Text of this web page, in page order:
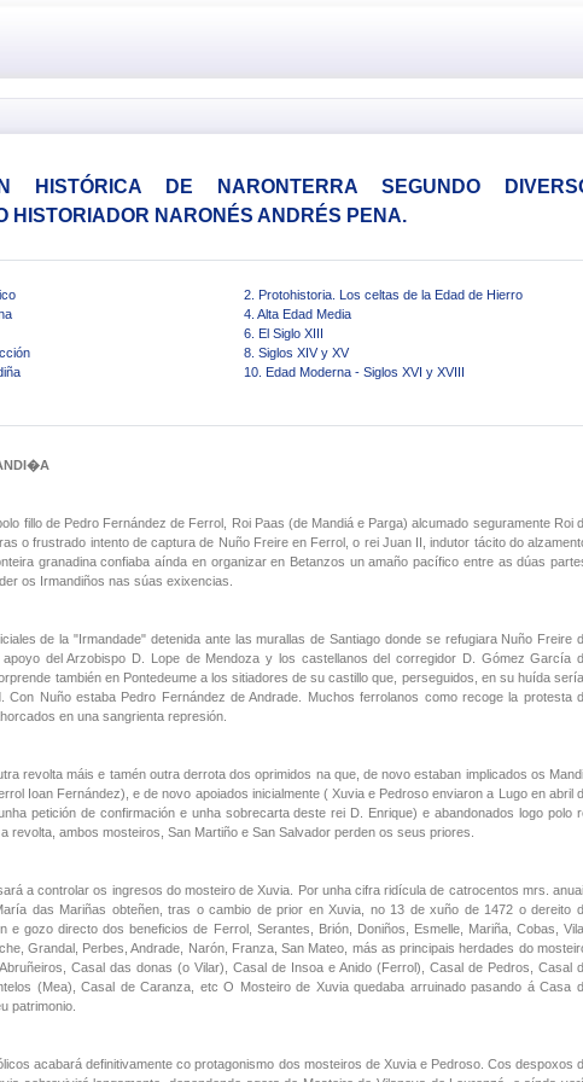
HISTÓRICA DE NARONTERRA SEGUNDO
HISTORIADOR NARONÉS ANDRÉS PENA.
2. Protohistoria. Los celtas de la Edad de Hierro
4. Alta Edad Media
6. El Siglo XIII
8. Siglos XIV y XV
10. Edad Moderna - Siglos XVI y XVIII
fillo de Pedro Fernández de Ferrol, Roi Paas (de Mandiá e Parga) alcumado seguramente Roi
o frustrado intento de captura de Nuño Freire en Ferrol, o rei Juan II, indutor tácito do
granadina confiaba aínda en organizar en Betanzos un amaño pacífico entre as dúas
os Irmandiños nas súas exixencias.
de la "Irmandade" detenida ante las murallas de Santiago donde se refugiara Nuño Freire
del Arzobispo D. Lope de Mendoza y los castellanos del corregidor D. Gómez García
también en Pontedeume a los sitiadores de su castillo que, perseguidos, en su huída
Con Nuño estaba Pedro Fernández de Andrade. Muchos ferrolanos como recoge la protesta
en una sangrienta represión.
revolta máis e tamén outra derrota dos oprimidos na que, de novo estaban implicados os
Ioan Fernández), e de novo apoiados inicialmente ( Xuvia e Pedroso enviaron a Lugo en abril
petición de confirmación e unha sobrecarta deste rei D. Enrique) e abandonados logo polo
revolta, ambos mosteiros, San Martiño e San Salvador perden os seus priores.
a controlar os ingresos do mosteiro de Xuvia. Por unha cifra ridícula de catrocentos mrs.
das Mariñas obteñen, tras o cambio de prior en Xuvia, no 13 de xuño de 1472 o dereito
e gozo directo dos beneficios de Ferrol, Serantes, Brión, Doniños, Esmelle, Mariña, Cobas,
Grandal, Perbes, Andrade, Narón, Franza, San Mateo, más as principais herdades do
Casal das donas (o Vilar), Casal de Insoa e Anido (Ferrol), Casal de Pedros, Casal
(Mea), Casal de Caranza, etc O Mosteiro de Xuvia quedaba arruinado pasando á Casa
patrimonio.
acabará definitivamente co protagonismo dos mosteiros de Xuvia e Pedroso. Cos despoxos